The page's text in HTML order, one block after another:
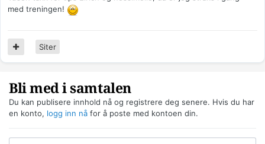
med treningen!
Siter
Bli med i samtalen
Du kan publisere innhold nå og registrere deg senere. Hvis du har
en konto, logg inn nå for å poste med kontoen din.